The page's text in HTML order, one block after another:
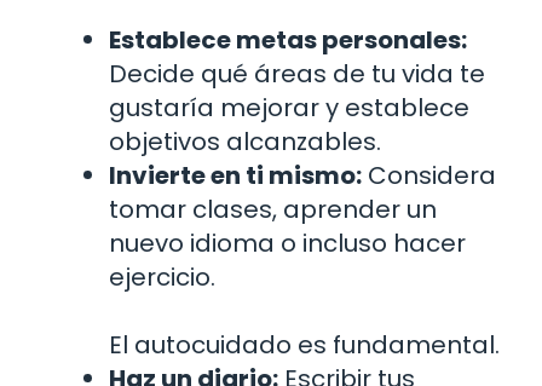
Establece metas personales:
Decide qué áreas de tu vida te
gustaría mejorar y establece
objetivos alcanzables.
Invierte en ti mismo: Considera
tomar clases, aprender un
nuevo idioma o incluso hacer
ejercicio.
El autocuidado es fundamental.
Haz un diario: Escribir tus